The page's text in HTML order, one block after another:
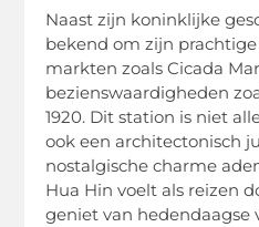
Naast zijn koninklijke
bekend om zijn
markten zoals Cicada
bezienswaardigheden
1920. Dit station is niet
ook een architectonisch
nostalgische charme
Hua Hin voelt als reizen
geniet van hedendaagse